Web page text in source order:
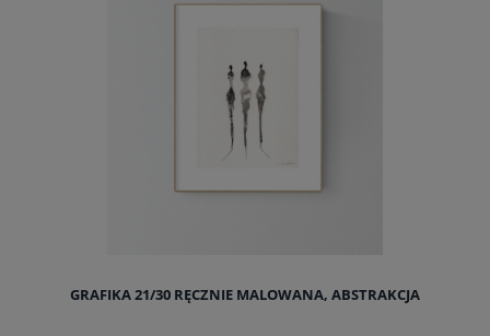
GRAFIKA 21/30 RĘCZNIE MALOWANA, ABSTRAKCJA